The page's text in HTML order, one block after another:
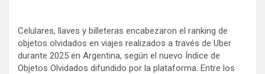
Celulares, llaves y billeteras encabezaron el ranking de
objetos olvidados en viajes realizados a través de Uber
durante 2025 en Argentina, según el nuevo Índice de
Objetos Olvidados difundido por la plataforma. Entre los